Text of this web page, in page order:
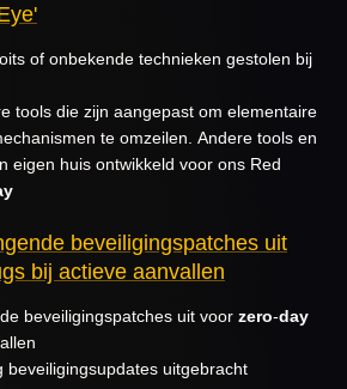
of onbekende technieken gestolen bij
tools die zijn aangepast om elementaire
te omzeilen. Andere tools en
eigen huis ontwikkeld voor ons Red
beveiligingspatches uit
bij actieve aanvallen
beveiligingspatches uit voor zero-day
beveiligingsupdates uitgebracht